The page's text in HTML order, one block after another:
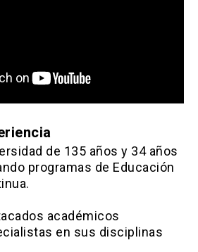
de 135 años y 34 años
programas de Educación
académicos
en sus disciplinas